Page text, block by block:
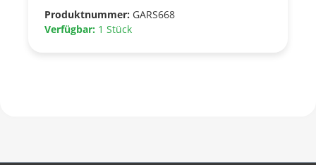
Produktnummer: GARS668
Verfügbar: 1 Stück